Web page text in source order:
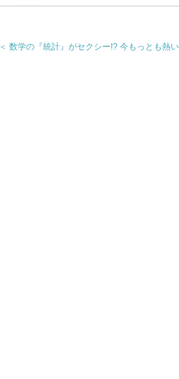
＜ 数学の『統計』がセクシー!? 今もっとも熱